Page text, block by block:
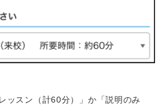
ッスン（計60分）」か「説明のみ